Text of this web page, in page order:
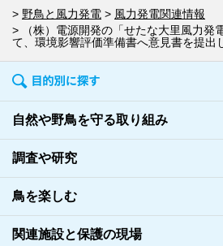
野鳥と風力発電
風力発電関連情報
（株）電源開発の「せたな大里風力発
て、環境影響評価準備書へ意見書を提出
自然や野鳥を守る取り組み
調査や研究
鳥を楽しむ
関連施設と保護の現場